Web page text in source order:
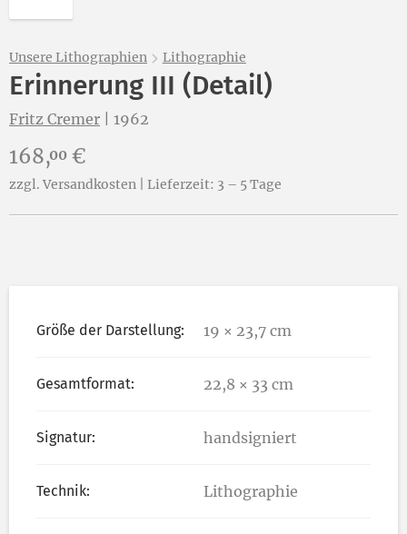
Unsere Lithographien Lithographie
Erinnerung III (Detail)
Fritz Cremer 1962
Preis:
168,00 €
zzgl. Versandkosten | Lieferzeit: 3 – 5 Tage
Größe der Darstellung: 19 × 23,7 cm
Gesamtformat: 22,8 × 33 cm
Signatur: handsigniert
Technik: Lithographie